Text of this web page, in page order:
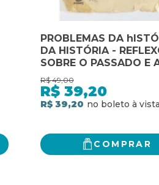
PROBLEMAS DA
DA HISTÓRIA -
SOBRE O PASSADO E
DISCIPLINA HISTÓRICA
R$ 49,00
R$ 39,20
R$ 39,20
COMPRAR